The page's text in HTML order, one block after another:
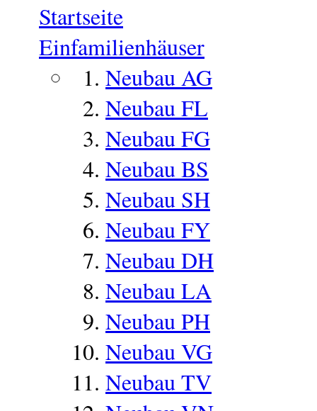
Startseite
Einfamilienhäuser
Neubau AG
Neubau FL
Neubau FG
Neubau BS
Neubau SH
Neubau FY
Neubau DH
Neubau LA
Neubau PH
Neubau VG
Neubau TV